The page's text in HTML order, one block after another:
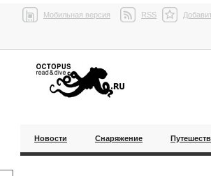
Мобильная версия RSS
Новости Снаряжение